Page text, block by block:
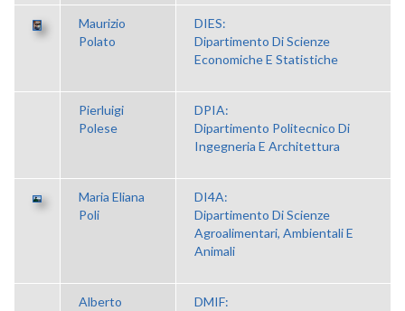
Maurizio
Polato
DIES:
Dipartimento Di Scienze
Economiche E Statistiche
Pierluigi
Polese
DPIA:
Dipartimento Politecnico Di
Ingegneria E Architettura
Maria Eliana
Poli
DI4A:
Dipartimento Di Scienze
Agroalimentari, Ambientali E
Animali
Alberto
DMIF: